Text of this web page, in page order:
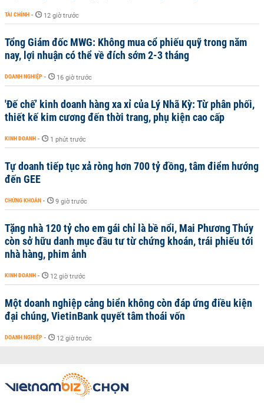
TÀI CHÍNH - 12 giờ trước
Tổng Giám đốc MWG: Không mua cổ phiếu quỹ trong năm
nay, lợi nhuận có thể về đích sớm 2-3 tháng
DOANH NGHIỆP - 16 giờ trước
'Đế chế’ kinh doanh hàng xa xỉ của Lý Nhã Kỳ: Từ phân phối,
thiết kế kim cương đến thời trang, phụ kiện cao cấp
KINH DOANH - 1 phút trước
Tự doanh tiếp tục xả ròng hơn 700 tỷ đồng, tâm điểm hướng
đến GEE
CHỨNG KHOÁN - 9 giờ trước
Tặng nhà 120 tỷ cho em gái chỉ là bề nổi, Mai Phương Thúy
còn sở hữu danh mục đầu tư từ chứng khoán, trái phiếu tới
nhà hàng, phim ảnh
KINH DOANH - 12 giờ trước
Một doanh nghiệp cảng biển không còn đáp ứng điều kiện
đại chúng, VietinBank quyết tâm thoái vốn
DOANH NGHIỆP - 12 giờ trước